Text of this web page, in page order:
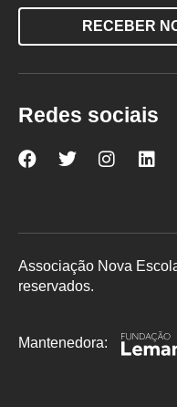
RECEBER
Redes sociais
Nova
Facebook
Nova
Twitter
Nova
Associação Nova
reservados.
Mantenedora: